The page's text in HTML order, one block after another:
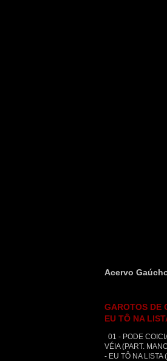
Acervo
GAROTOS DE
EU TÔ NA
01 - PODE
VÉIA (PART.
- EU TÔ NA LISTA